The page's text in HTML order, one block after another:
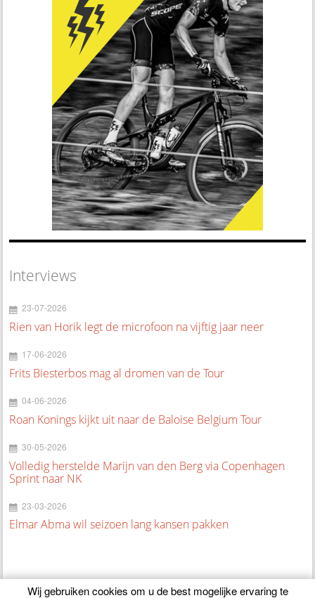
Interviews
23-07-2026
Rien van Horik legt de microfoon na vijftig jaar neer
17-06-2026
Frits Biesterbos mag al dromen van de Tour
04-06-2026
Roan Konings kijkt uit naar de Baloise Belgium Tour
30-05-2026
Volledig herstelde Marijn van den Berg via Copenhagen
Sprint naar NK
23-03-2026
Elmar Abma wil seizoen lang kansen pakken
Wij gebruiken cookies om u de best mogelijke ervaring te